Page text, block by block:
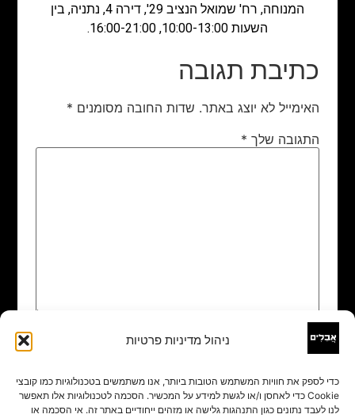
ניהול מדיניות פרטיות
כדי לספק את חוויות המשתמש הטובות ביותר, אנו משתמשים בטכנולוגיות כמו קובצי
Cookie כדי לאחסן ו/או לגשת למידע על המכשיר. הסכמה לטכנולוגיות אלו תאפשר
לנו לעבד נתונים כגון התנהגות גלישה או מזהים ייחודיים באתר זה. אי הסכמה או
המנוחה, רח' שמואל הנציב 29', דירה 4, נתניה, בין
השעות 10:00-13:00, 16:00-21:00.
כתיבת תגובה
האימייל לא יוצג באתר. שדות החובה מסומנים *
התגובה שלך *
שם
אימייל*